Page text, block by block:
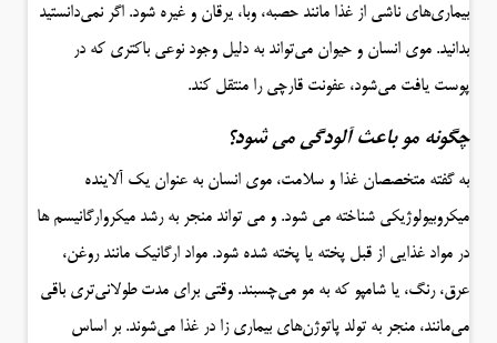
بیماری‌های ناشی از غذا مانند حصبه، وبا، یرقان و غیره شود. اگر نمی‌دانستید
بدانید. موی انسان و حیوان می‌تواند به دلیل وجود نوعی باکتری که در
پوست یافت می‌شود، عفونت قارچی را منتقل کند.
چگونه مو باعث آلودگی می شود؟
به گفته متخصصان غذا و سلامت، موی انسان به عنوان یک آلاینده
میکروبیولوژیکی شناخته می شود. و می تواند منجر به رشد میکروارگانیسم ها
در مواد غذایی از قبل پخته یا پخته شده شود. مواد ارگانیک مانند روغن،
عرق، رنگ، یا شامپو که به مو می‌چسبند. وقتی برای مدت طولانی‌تری باقی
می‌مانند، منجر به تولد پاتوژن‌های بیماری زا در غذا می‌شوند. بر اساس